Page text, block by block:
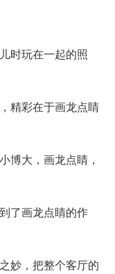
时玩在一起的照
精彩在于画龙点睛
博大， 画龙点睛，
了画龙点睛的作
妙，把整个客厅的